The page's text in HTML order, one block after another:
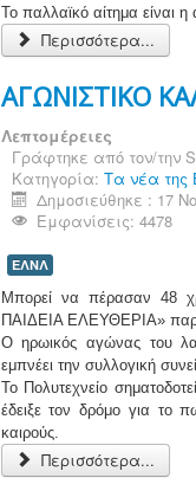
Το παλλαϊκό αίτημα είναι
Περισσότερα...
ΑΓΩΝΙΣΤΙΚΟ
Λεπτομέρειες
Γράφτηκε από τον/την
Κατηγορία: Τα νέα της
Δημοσιεύθηκε : 17
Εμφανίσεις: 4478
ΕΛΝΛ
Μπορεί να πέρασαν 48
ΠΑΙΔΕΙΑ ΕΛΕΥΘΕΡΙΑ»
Ο ηρωικός αγώνας του
εμπνέει την συλλογική
Το Πολυτεχνείο
έδειξε τον δρόμο για το
καιρούς.
Περισσότερα...